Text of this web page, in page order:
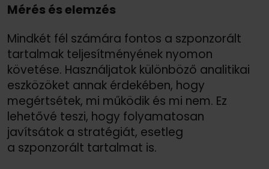
Mérés és elemzés
Mindkét fél számára fontos a szponzorált
tartalmak teljesítményének nyomon
követése. Használjatok különböző analitikai
eszközöket annak érdekében, hogy
megértsétek, mi működik és mi nem. Ez
lehetővé teszi, hogy folyamatosan
javítsátok a stratégiát, esetleg
a szponzorált tartalmat is.